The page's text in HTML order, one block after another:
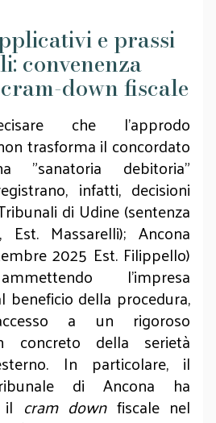
e prassi
convenenza
down fiscale
che l'approdo
trasforma il concordato
"sanatoria debitoria"
infatti, decisioni
di Udine (sentenza
Massarelli); Ancona
2025 Est. Filippello)
l'impresa
beneficio della procedura,
a un rigoroso
concreto della serietà
In particolare, il
di Ancona ha
cram downfiscale nel